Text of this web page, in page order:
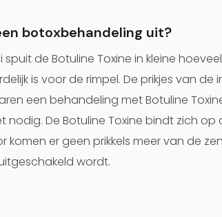
botoxbehandeling uit?
spuit de Botuline Toxine in kleine
is voor de rimpel. De prikjes van
een behandeling met Botuline
nodig. De Botuline Toxine bindt zich
komen er geen prikkels meer van de
wordt.